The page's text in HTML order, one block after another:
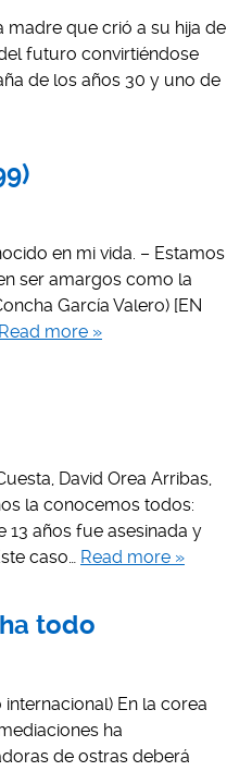
madre que crió a su hija de
futuro convirtiéndose
de los años 30 y uno de
en mi vida. – Estamos
ser amargos como la
García Valero) [EN
Read more »
David Orea Arribas,
la conocemos todos:
13 años fue asesinada y
caso… Read more »
todo
internacional) En la corea
ha
de ostras deberá